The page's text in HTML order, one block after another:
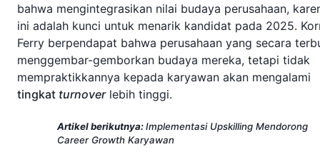
bahwa mengintegrasikan nilai budaya perusahaan,
ini adalah kunci untuk menarik kandidat pada 2025.
Ferry berpendapat bahwa perusahaan yang secara
menggembar-gemborkan budaya mereka, tetapi tidak
mempraktikkannya kepada karyawan akan mengalami
tingkat turnoverlebih tinggi.
Artikel berikutnya:Implementasi Upskilling Mendorong
Career Growth Karyawan